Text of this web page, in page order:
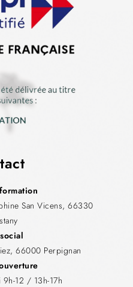
San Vicens, 66330
66000 Perpignan
12 / 13h-17h